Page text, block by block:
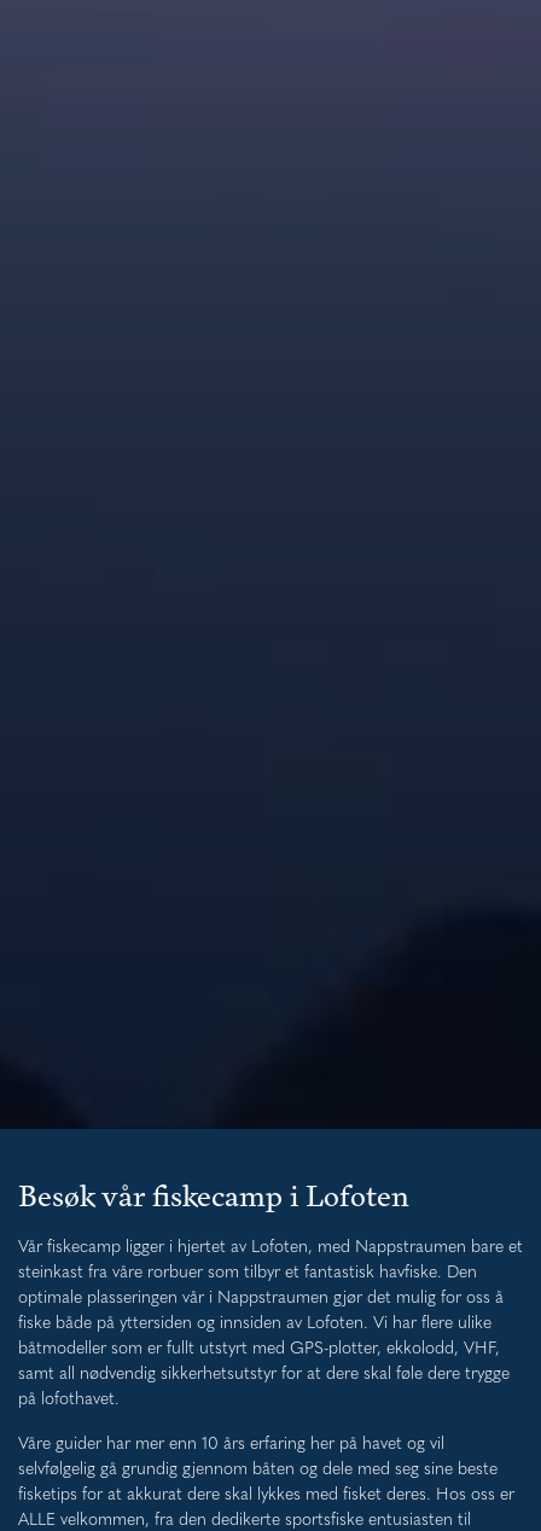
Besøk vår fiskecamp i Lofoten
Vår fiskecamp ligger i hjertet av Lofoten, med Nappstraumen bare et
steinkast fra våre rorbuer som tilbyr et fantastisk havfiske. Den
optimale plasseringen vår i Nappstraumen gjør det mulig for oss å
fiske både på yttersiden og innsiden av Lofoten. Vi har flere ulike
båtmodeller som er fullt utstyrt med GPS-plotter, ekkolodd, VHF,
samt all nødvendig sikkerhetsutstyr for at dere skal føle dere trygge
på lofothavet.
Våre guider har mer enn 10 års erfaring her på havet og vil
selvfølgelig gå grundig gjennom båten og dele med seg sine beste
fisketips for at akkurat dere skal lykkes med fisket deres. Hos oss er
ALLE velkommen, fra den dedikerte sportsfiske entusiasten til